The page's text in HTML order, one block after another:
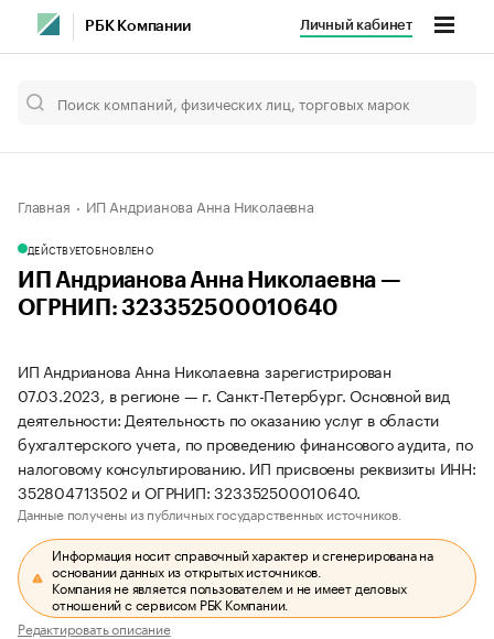
РБК Компании Личный кабинет
Главная ИП Андрианова Анна Николаевна
ДЕЙСТВУЕТОБНОВЛЕНО
ИП Андрианова Анна Николаевна —
ОГРНИП: 323352500010640
ИП Андрианова Анна Николаевна зарегистрирован
07.03.2023, в регионе — г. Санкт-Петербург. Основной вид
деятельности: Деятельность по оказанию услуг в области
бухгалтерского учета, по проведению финансового аудита, по
налоговому консультированию. ИП присвоены реквизиты ИНН:
352804713502 и ОГРНИП: 323352500010640.
Данные получены из публичных государственных источников.
Информация носит справочный характер и сгенерирована на
основании данных из открытых источников.
Компания не является пользователем и не имеет деловых
отношений с сервисом РБК Компании.
Редактировать описание